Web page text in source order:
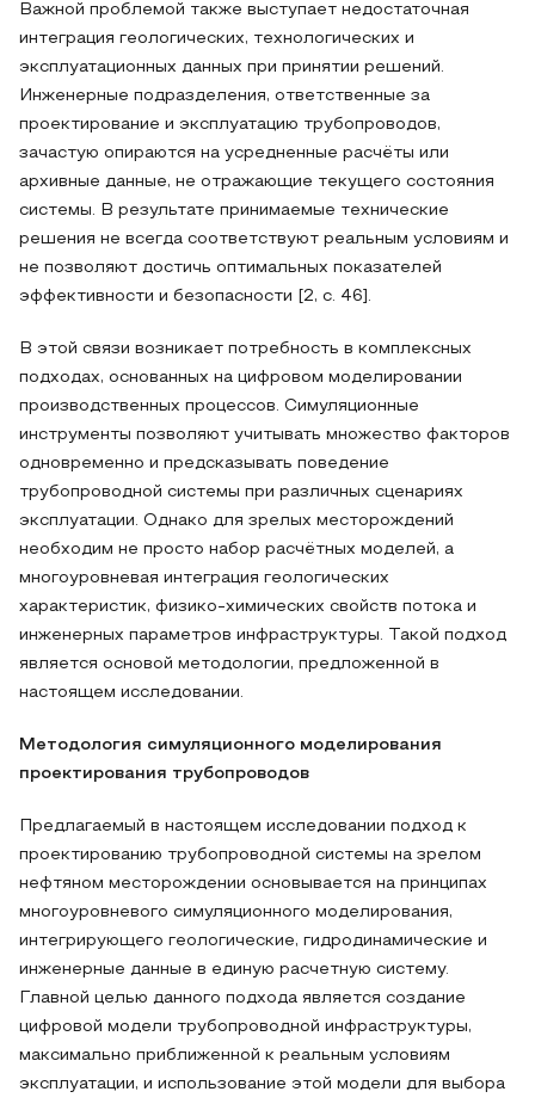
Важной проблемой также выступает недостаточная
интеграция геологических, технологических и
эксплуатационных данных при принятии решений.
Инженерные подразделения, ответственные за
проектирование и эксплуатацию трубопроводов,
зачастую опираются на усредненные расчёты или
архивные данные, не отражающие текущего состояния
системы. В результате принимаемые технические
решения не всегда соответствуют реальным условиям и
не позволяют достичь оптимальных показателей
эффективности и безопасности [2, c. 46].
В этой связи возникает потребность в комплексных
подходах, основанных на цифровом моделировании
производственных процессов. Симуляционные
инструменты позволяют учитывать множество факторов
одновременно и предсказывать поведение
трубопроводной системы при различных сценариях
эксплуатации. Однако для зрелых месторождений
необходим не просто набор расчётных моделей, а
многоуровневая интеграция геологических
характеристик, физико-химических свойств потока и
инженерных параметров инфраструктуры. Такой подход
является основой методологии, предложенной в
настоящем исследовании.
Методология симуляционного моделирования
проектирования трубопроводов
Предлагаемый в настоящем исследовании подход к
проектированию трубопроводной системы на зрелом
нефтяном месторождении основывается на принципах
многоуровневого симуляционного моделирования,
интегрирующего геологические, гидродинамические и
инженерные данные в единую расчетную систему.
Главной целью данного подхода является создание
цифровой модели трубопроводной инфраструктуры,
максимально приближенной к реальным условиям
эксплуатации, и использование этой модели для выбора